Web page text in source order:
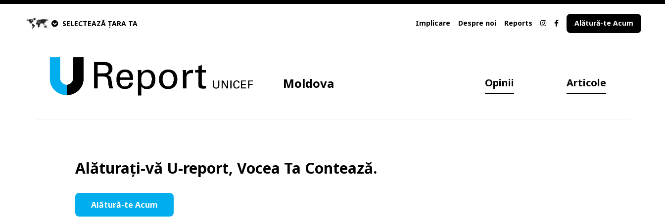
SELECTEAZĂ ȚARA TA Implicare Despre noi Reports Alătură-te Acum
Moldova Opinii Articole
Alăturați-vă U-report, Vocea Ta Contează.
Alătură-te Acum